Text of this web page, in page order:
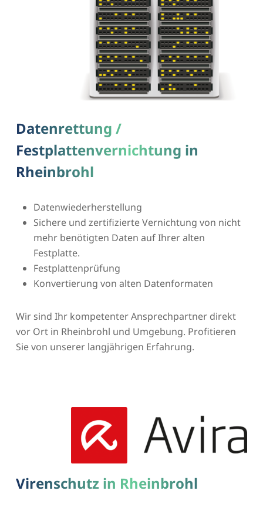
Datenrettung /
Festplattenvernichtung in
Rheinbrohl
Datenwiederherstellung
Sichere und zertifizierte Vernichtung von nicht
mehr benötigten Daten auf Ihrer alten
Festplatte.
Festplattenprüfung
Konvertierung von alten Datenformaten
Wir sind Ihr kompetenter Ansprechpartner direkt
vor Ort in Rheinbrohl und Umgebung. Profitieren
Sie von unserer langjährigen Erfahrung.
Virenschutz in Rheinbrohl